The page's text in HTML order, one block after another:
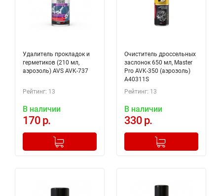
Удалитель прокладок и
герметиков (210 мл,
аэрозоль) AVS AVK-737
Рейтинг: 13
В наличии
170 р.
+
Добавлено в корзину
Очиститель дроссельных
заслонок 650 мл, Master
Pro AVK-350 (аэрозоль)
A40311S
Рейтинг: 13
В наличии
330 р.
+
Добавлено в корзину